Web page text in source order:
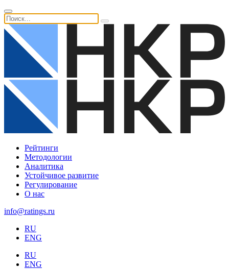
Рейтинги
Методологии
Аналитика
Устойчивое развитие
Регулирование
О нас
info@ratings.ru
RU
ENG
RU
ENG